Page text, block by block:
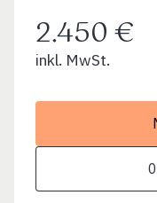
2.450 €
inkl. MwSt.